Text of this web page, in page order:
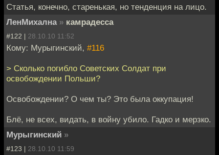
Статья, конечно, старенькая, но тенденция на лицо.
ЛенМихална » камрадесса
#122 | 28.10.10 11:52
Кому: Мурыгинский, #116
> Сколько погибло Советских Солдат при
освобождении Польши?
Освобождении? О чем ты? Это была оккупация!
Блё, не всех, видать, в войну убило. Гадко и мерзко.
Мурыгинский »
#123 | 28.10.10 11:59